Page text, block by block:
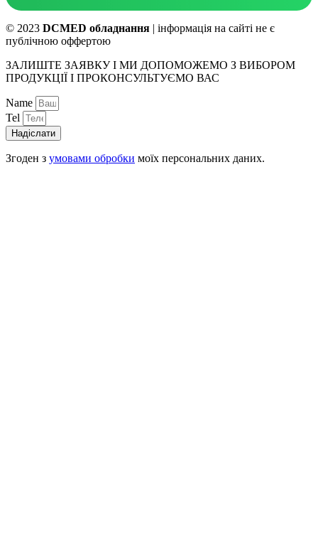
© 2023 DCMED обладнання | інформація на сайті не є
публічною оффертою
ЗАЛИШТЕ ЗАЯВКУ І МИ ДОПОМОЖЕМО З ВИБОРОМ
ПРОДУКЦІЇ І ПРОКОНСУЛЬТУЄМО ВАС
Name
Tel
Надіслати
Згоден з умовами обробки моїх персональних даних.